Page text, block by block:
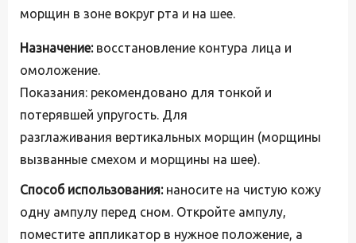
морщин в зоне вокруг рта и на шее.
Назначение: восстановление контура лица и
омоложение.
Показания: рекомендовано для тонкой и
потерявшей упругость. Для
разглаживания вертикальных морщин (морщины
вызванные смехом и морщины на шее).
Способ использования: наносите на чистую кожу
одну ампулу перед сном. Откройте ампулу,
поместите аппликатор в нужное положение, а